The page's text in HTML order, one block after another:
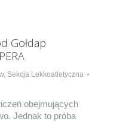
Gołdap
, Sekcja Lekkoatletyczna
obejmujących
Jednak to próba